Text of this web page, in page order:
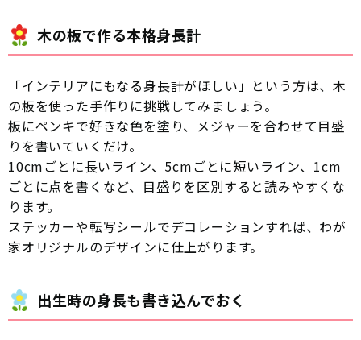
木の板で作る本格身長計
「インテリアにもなる身長計がほしい」という方は、木
の板を使った手作りに挑戦してみましょう。
板にペンキで好きな色を塗り、メジャーを合わせて目盛
りを書いていくだけ。
10cmごとに長いライン、5cmごとに短いライン、1cm
ごとに点を書くなど、目盛りを区別すると読みやすくな
ります。
ステッカーや転写シールでデコレーションすれば、わが
家オリジナルのデザインに仕上がります。
出生時の身長も書き込んでおく